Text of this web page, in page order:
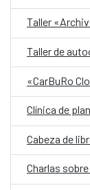
Taller de
Clínica de
Cabeza de
Charlas